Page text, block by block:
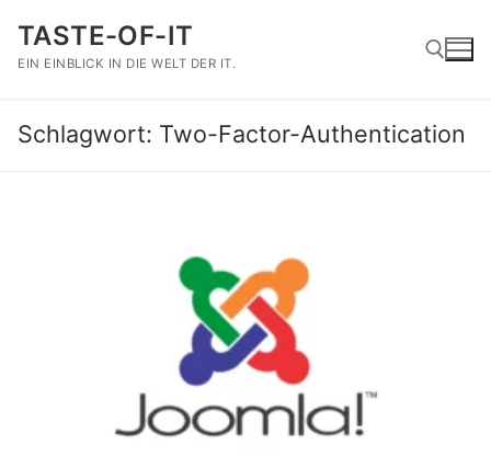
Inhalt
springen
TASTE-OF-IT
EIN EINBLICK IN DIE WELT DER IT.
Suchen nach:
Schlagwort: Two-Factor-Authentication